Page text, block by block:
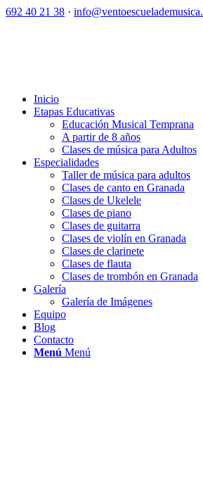
692 40 21 38 ·
Inicio
Etapas Educativas
Educación Musical Temprana
A partir de 8 años
Clases de música para Adultos
Especialidades
Taller de música para adultos
Clases de canto en Granada
Clases de Ukelele
Clases de piano
Clases de guitarra
Clases de violín en Granada
Clases de clarinete
Clases de flauta
Clases de trombón en Granada
Galería
Galería de Imágenes
Equipo
Blog
Contacto
Menú Menú